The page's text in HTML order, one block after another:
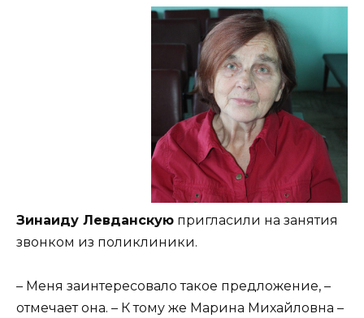
Зинаиду Левданскую пригласили на занятия
звонком из поликлиники.
– Меня заинтересовало такое предложение, –
отмечает она. – К тому же Марина Михайловна –